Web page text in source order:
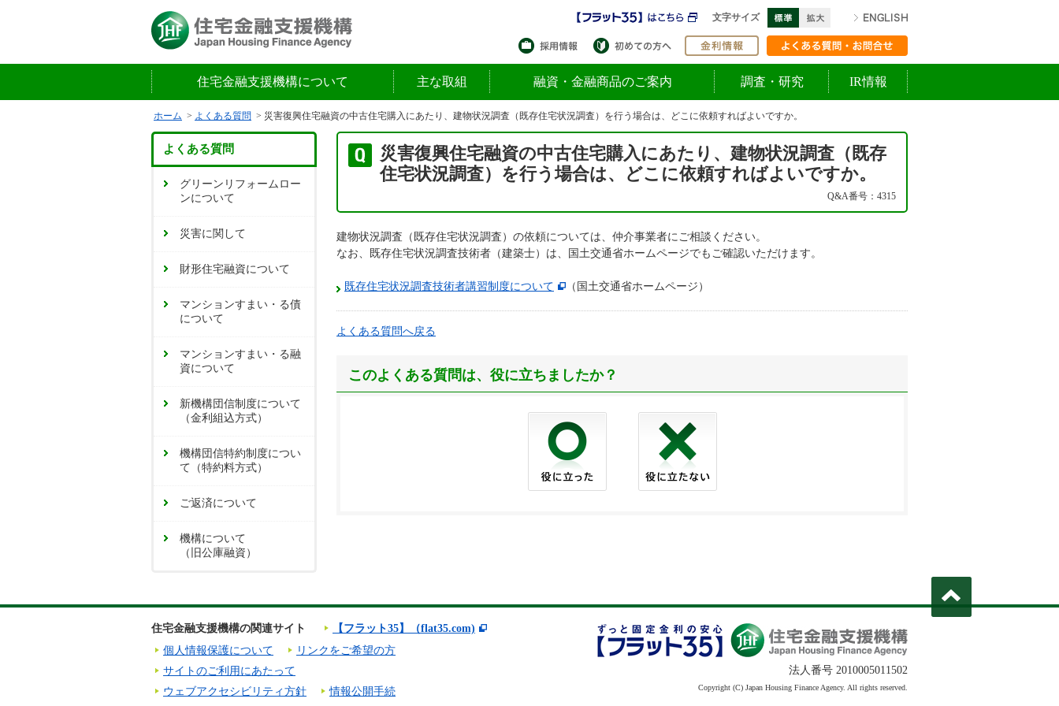
文字サイズ 標準
採用情報 初めての方へ 金利情報
住宅金融支援機構について 主な取組 融資・金融商品のご案内 調査・研究 IR情報
ホーム よくある質問 災害復興住宅融資の中古住宅購入にあたり、建物状況調査（既存住宅状況調査）を行う場合は、どこに依頼すればよいですか。
災害復興住宅融資の中古住宅購入にあたり、建物状況調査（既存
住宅状況調査）を行う場合は、どこに依頼すればよいですか。
Q&A番号：4315
建物状況調査（既存住宅状況調査）の依頼については、仲介事業者にご相談ください。
なお、既存住宅状況調査技術者（建築士）は、国土交通省ホームページでもご確認いただけます。
既存住宅状況調査技術者講習制度について （国土交通省ホームページ）
よくある質問へ戻る
このよくある質問は、役に立ちましたか？
よくある質問
グリーンリフォームロー
ンについて
災害に関して
財形住宅融資について
マンションすまい・る債
について
マンションすまい・る融
資について
新機構団信制度について
（金利組込方式）
機構団信特約制度につい
て（特約料方式）
ご返済について
機構について
（旧公庫融資）
住宅金融支援機構の関連サイト
【フラット35】（flat35.com)
個人情報保護について
リンクをご希望の方
サイトのご利用にあたって
ウェブアクセシビリティ方針
情報公開手続
法人番号 2010005011502
Copyright (C) Japan Housing Finance Agency. All rights reserved.